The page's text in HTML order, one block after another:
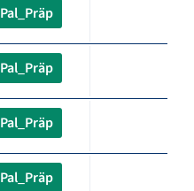
Pal_Präp
Pal_Präp
Pal_Präp
Pal_Präp